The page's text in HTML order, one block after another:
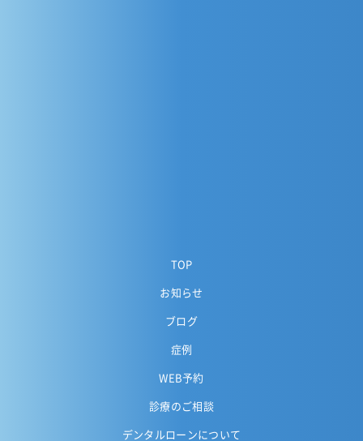
TOP
お知らせ
ブログ
症例
WEB予約
診療のご相談
デンタルローンについて